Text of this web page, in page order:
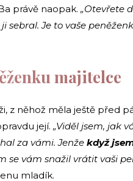
právě naopak. „Otevřete
sebral. Je to vaše
majitelce
z něhož měla ještě před
její. „Viděl jsem, jak
za vámi. Jenže když
se vám snažil vrátit vaši
mladík.